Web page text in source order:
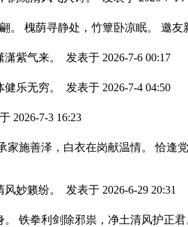
。 槐荫寻静处，竹簟卧凉眠。 邀友
潇紫气来。 发表于 2026-7-6 00:17
健乐无穷。 发表于 2026-7-4 04:50
2026-7-3 16:23
施善泽，白衣在岗献温情。 恰逢
风妙籁纷。 发表于 2026-6-29 20:31
铁拳利剑除邪祟，净土清风护正